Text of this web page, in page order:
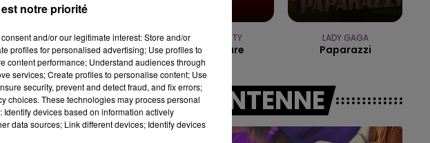
TEMPER CITY
Self Aware
LADY GAGA
Paparazzi
A L'ANTENNE
notre priorité
and/or our legitimate interest: Store and/or
profiles for personalised advertising; Use profiles to
content performance; Understand audiences through
services; Create profiles to personalise content; Use
security, prevent and detect fraud, and fix errors;
choices. These technologies may process personal
devices based on information actively
data sources; Link different devices; Identify devices